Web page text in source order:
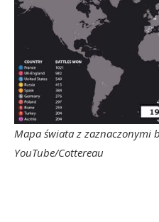
Mapa świata z zaznaczonymi
YouTube/Cottereau